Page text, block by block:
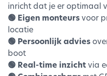
inricht dat je er optimaal
🟢 Eigen monteursvoor
locatie
🟢 Persoonlijk advies
boot
🟢 Real-time inzichtvia